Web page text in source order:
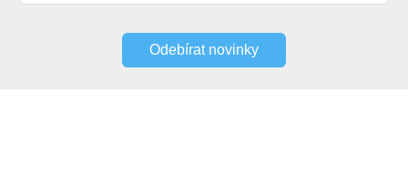
Odebírat novinky